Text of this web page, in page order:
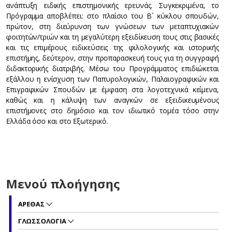
ανάπτυξη ειδικής επιστημονικής ερευνάς. Συγκεκριμένα, το
Πρόγραμμα αποβλέπει: στο πλαίσιο του Β´ κύκλου σπουδών,
πρώτον, στη διεύρυνση των γνώσεων των μεταπτυχιακών
φοιτητών/τριών και τη μεγαλύτερη εξειδίκευση τους στις βασικές
και τις επιμέρους ειδικεύσεις της φιλολογικής και ιστορικής
επιστήμης, δεύτερον, στην προπαρασκευή τους για τη συγγραφή
διδακτορικής διατριβής. Μέσω του Προγράμματος επιδιώκεται
εξάλλου η ενίσχυση των Παπυρολογικών, Παλαιογραφικών και
Επιγραφικών Σπουδών με έμφαση στα λογοτεχνικά κείμενα,
καθώς και η κάλυψη των αναγκών σε εξειδικευμένους
επιστήμονες στο δημόσιο και τον ιδιωτικό τομέα τόσο στην
Ελλάδα όσο και στο Εξωτερικό.
Μενού πλοήγησης
ΑΡΕΘΑΣ
ΓΛΩΣΣΟΛΟΓΙΑ